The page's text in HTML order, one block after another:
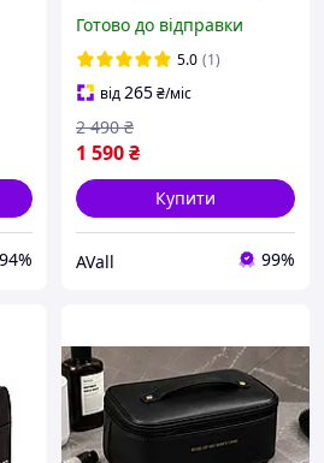
94%
Готово до відправки
5.0 (1)
від265₴/міс
1 590₴
2 490 ₴
Купити
AVall 99%